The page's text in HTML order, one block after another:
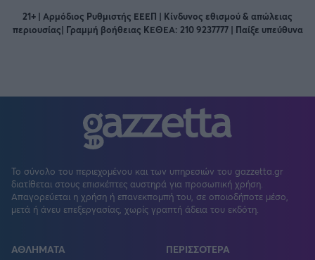
21+ | Αρμόδιος Ρυθμιστής ΕΕΕΠ | Κίνδυνος εθισμού & απώλειας
περιουσίας| Γραμμή βοήθειας ΚΕΘΕΑ: 210 9237777 | Παίξε υπεύθυνα
Το σύνολο του περιεχομένου και των υπηρεσιών του gazzetta.gr
διατίθεται στους επισκέπτες αυστηρά για προσωπική χρήση.
Απαγορεύεται η χρήση ή επανεκπομπή του, σε οποιοδήποτε μέσο,
μετά ή άνευ επεξεργασίας, χωρίς γραπτή άδεια του εκδότη.
ΑΘΛΗΜΑΤΑ ΠΕΡΙΣΣΟΤΕΡΑ